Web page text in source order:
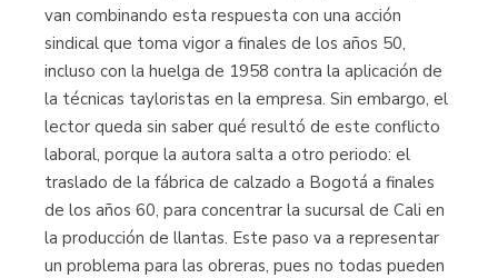
van combinando esta respuesta con una acción
sindical que toma vigor a finales de los años 50,
incluso con la huelga de 1958 contra la aplicación de
la técnicas tayloristas en la empresa. Sin embargo, el
lector queda sin saber qué resultó de este conflicto
laboral, porque la autora salta a otro periodo: el
traslado de la fábrica de calzado a Bogotá a finales
de los años 60, para concentrar la sucursal de Cali en
la producción de llantas. Este paso va a representar
un problema para las obreras, pues no todas pueden